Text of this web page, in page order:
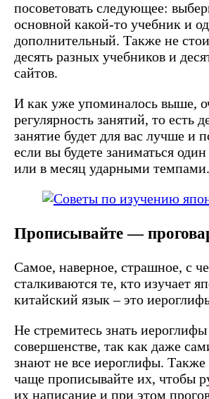
посоветовать следующее:
основной какой-то учебник и
дополнительный. Также не
десять разных учебников и
сайтов.
И как уже упоминалось выше,
регулярность занятий, то есть
занятие будет для вас лучше и
если вы будете заниматься
или в месяц ударными темпами.
Прописывайте —
Самое, наверное, страшное, с
сталкиваются те, кто изучает
китайский язык – это
Не стремитесь знать иероглифы
совершенстве, так как даже
знают не все иероглифы.
чаще прописывайте их, чтобы
их написание и при этом